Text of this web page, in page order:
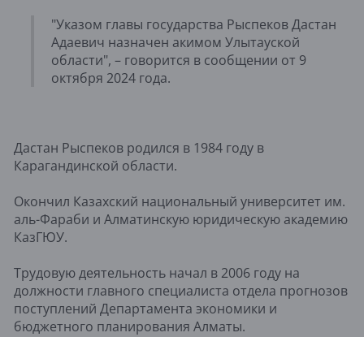
"Указом главы государства Рыспеков Дастан
Адаевич назначен акимом Улытауской
области", – говорится в сообщении от 9
октября 2024 года.
Дастан Рыспеков родился в 1984 году в
Карагандинской области.
Окончил Казахский национальный университет им.
аль-Фараби и Алматинскую юридическую академию
КазГЮУ.
Трудовую деятельность начал в 2006 году на
должности главного специалиста отдела прогнозов
поступлений Департамента экономики и
бюджетного планирования Алматы.